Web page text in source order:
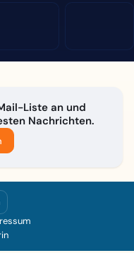
Liste an und
Nachrichten.